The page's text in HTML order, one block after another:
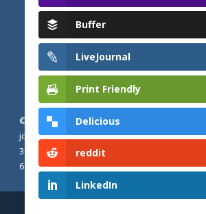
© 2026 Actualités adventistes. Église
jour de France métropolitaine, de Belgique et
30, Avenue Émile Zola, 77190 Dammarie Les
64 79 87 00
Buffer
LiveJournal
Print Friendly
Delicious
reddit
LinkedIn